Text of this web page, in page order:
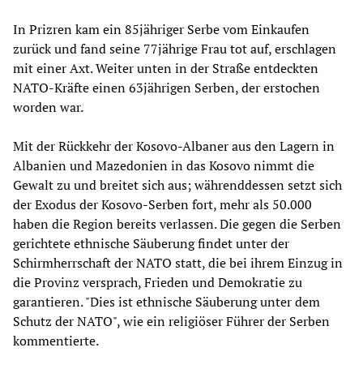
In Prizren kam ein 85jähriger Serbe vom Einkaufen
zurück und fand seine 77jährige Frau tot auf, erschlagen
mit einer Axt. Weiter unten in der Straße entdeckten
NATO-Kräfte einen 63jährigen Serben, der erstochen
worden war.
Mit der Rückkehr der Kosovo-Albaner aus den Lagern in
Albanien und Mazedonien in das Kosovo nimmt die
Gewalt zu und breitet sich aus; währenddessen setzt sich
der Exodus der Kosovo-Serben fort, mehr als 50.000
haben die Region bereits verlassen. Die gegen die Serben
gerichtete ethnische Säuberung findet unter der
Schirmherrschaft der NATO statt, die bei ihrem Einzug in
die Provinz versprach, Frieden und Demokratie zu
garantieren. "Dies ist ethnische Säuberung unter dem
Schutz der NATO", wie ein religiöser Führer der Serben
kommentierte.